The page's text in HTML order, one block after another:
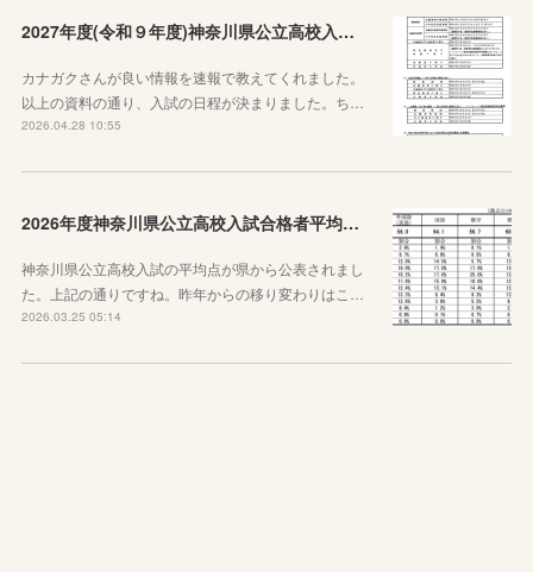
2027年度(令和９年度)神奈川県公立高校入試日程が決定しました！
カナガクさんが良い情報を速報で教えてくれました。
以上の資料の通り、入試の日程が決まりました。ち…
2026.04.28 10:55
2026年度神奈川県公立高校入試合格者平均点が公表されました
神奈川県公立高校入試の平均点が県から公表されまし
た。上記の通りですね。昨年からの移り変わりはこ…
2026.03.25 05:14